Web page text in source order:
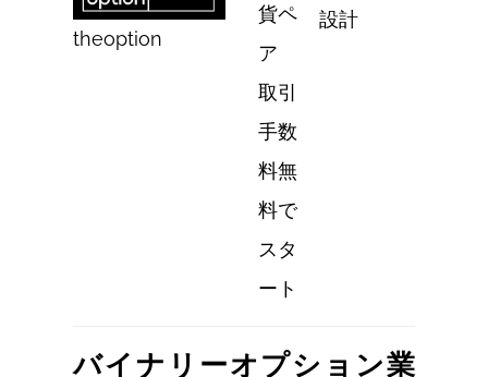
theoption
貨ペ
ア
取引
手数
料無
料で
スタ
ート
設計
バイナリーオプション業